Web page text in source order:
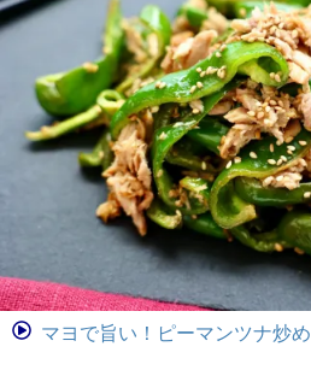
マヨで旨い！ピーマンツナ炒め